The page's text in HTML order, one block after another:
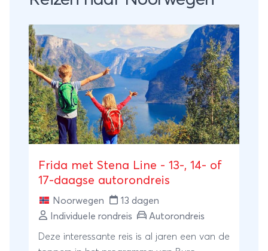
Frida met Stena Line - 13-, 14- of
17-daagse autorondreis
Noorwegen
13 dagen
Individuele rondreis
Autorondreis
Deze interessante reis is al jaren een van de